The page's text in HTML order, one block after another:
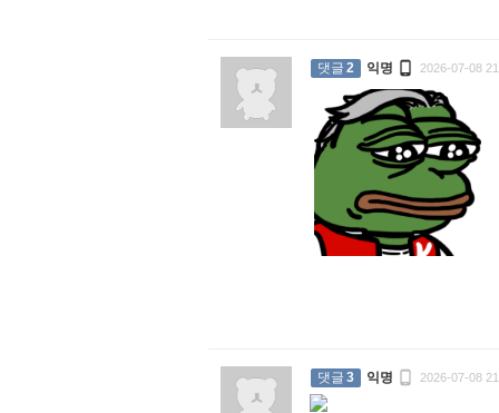
댓글2 익명  2026-07-08
댓글3 익명  2026-07-08